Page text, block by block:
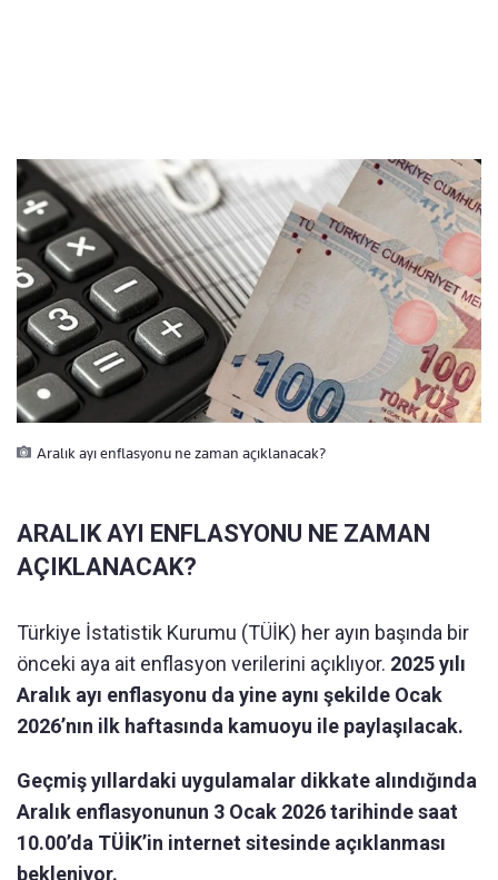
Aralık ayı enflasyonu ne zaman açıklanacak?
ARALIK AYI ENFLASYONU NE ZAMAN
AÇIKLANACAK?
Türkiye İstatistik Kurumu (TÜİK) her ayın başında bir
önceki aya ait enflasyon verilerini açıklıyor. 2025 yılı
Aralık ayı enflasyonu da yine aynı şekilde Ocak
2026’nın ilk haftasında kamuoyu ile paylaşılacak.
Geçmiş yıllardaki uygulamalar dikkate alındığında
Aralık enflasyonunun 3 Ocak 2026 tarihinde saat
10.00’da TÜİK’in internet sitesinde açıklanması
bekleniyor.